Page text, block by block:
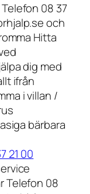
08 37
och
Hitta
dig med
ifrån
i villan /
bärbara
21 00
Telefon 08